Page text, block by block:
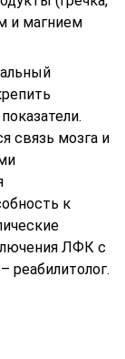
и магнием
связь мозга и
к
ЛФК с
реабилитолог.